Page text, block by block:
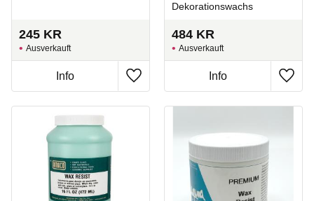
245 KR
Zu Favoriten hinzufügen
Ausverkauft
Dekorationswachs
484 KR
Zu
Ausverkauft